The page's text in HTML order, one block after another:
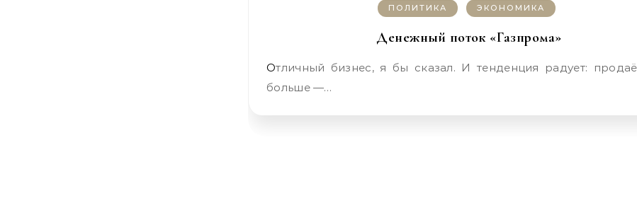
ПОЛИТИКА ЭКОНОМИКА
Денежный поток «Газпрома»
Отличный бизнес, я бы сказал. И тенденция радует: продаём всё
больше —…